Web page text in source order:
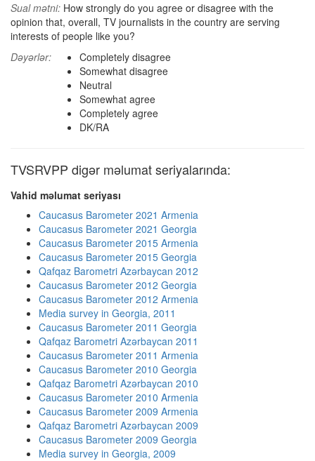
Sual mətni: How strongly do you agree or disagree with the
opinion that, overall, TV journalists in the country are serving
interests of people like you?
Dəyərlər:
Completely disagree
Somewhat disagree
Neutral
Somewhat agree
Completely agree
DK/RA
TVSRVPP digər məlumat seriyalarında:
Vahid məlumat seriyası
Caucasus Barometer 2021 Armenia
Caucasus Barometer 2021 Georgia
Caucasus Barometer 2015 Armenia
Caucasus Barometer 2015 Georgia
Qafqaz Barometri Azərbaycan 2012
Caucasus Barometer 2012 Georgia
Caucasus Barometer 2012 Armenia
Media survey in Georgia, 2011
Caucasus Barometer 2011 Georgia
Qafqaz Barometri Azərbaycan 2011
Caucasus Barometer 2011 Armenia
Caucasus Barometer 2010 Georgia
Qafqaz Barometri Azərbaycan 2010
Caucasus Barometer 2010 Armenia
Caucasus Barometer 2009 Armenia
Qafqaz Barometri Azərbaycan 2009
Caucasus Barometer 2009 Georgia
Media survey in Georgia, 2009